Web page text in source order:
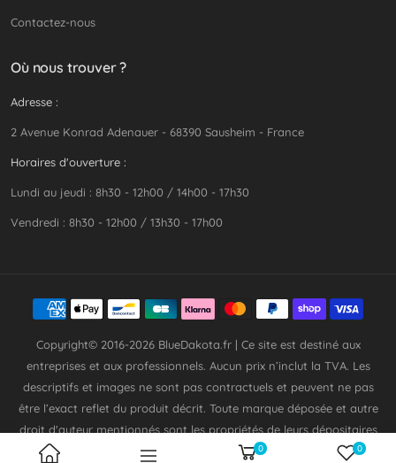
Contactez-nous
Où nous trouver ?
Adresse :
2 Avenue Konrad Adenauer - 68390 Sausheim - France
Horaires d'ouverture :
Lundi au jeudi : 8h30 - 12h00 / 14h00 - 17h30
Vendredi : 8h30 - 12h00 / 13h30 - 17h00
Copyright© 2016-2026 BlueDakota.fr| Ce site est destiné aux
entreprises et aux professionnels. Aucun prix n’inclut la TVA. Les
descriptifs et images ne sont pas contractuels et peuvent ne pas
être l’exact reflet du produit décrit. Toute marque déposée et autre
droit d'auteur mentionnés sont les propriétés de leurs dépositaires
0 0